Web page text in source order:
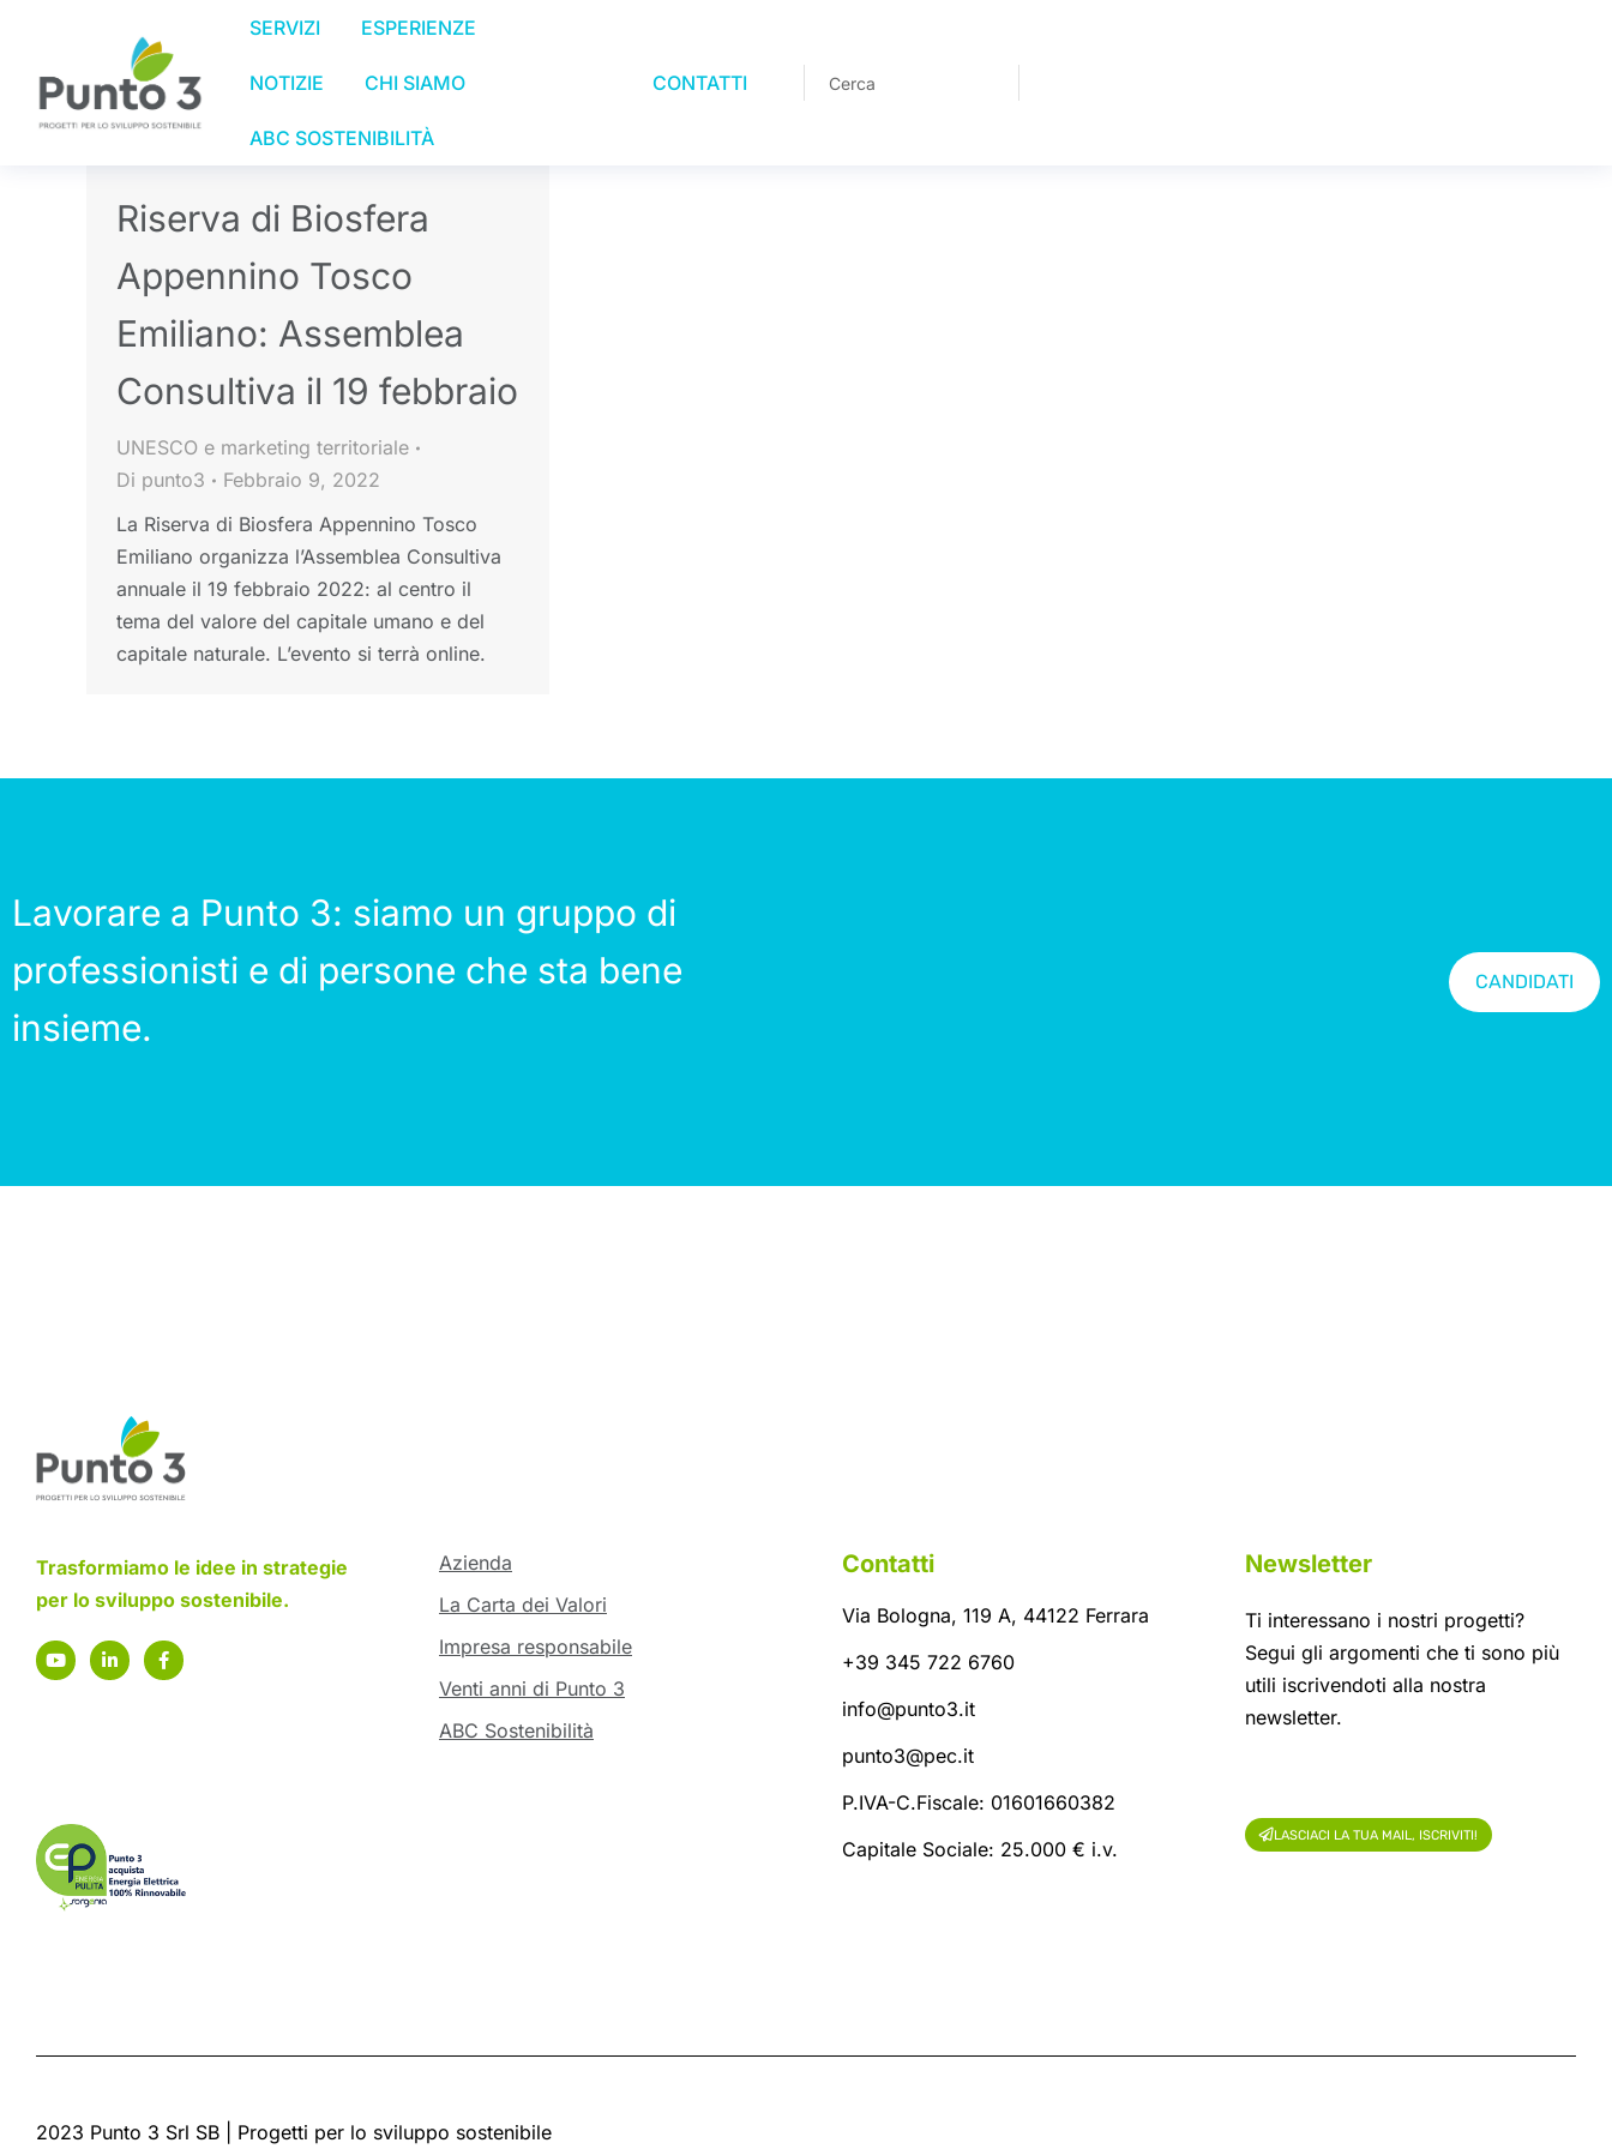
SERVIZI ESPERIENZE
NOTIZIE CHI SIAMO
ABC SOSTENIBILITÀ
CONTATTI
Riserva di Biosfera
Appennino Tosco
Emiliano: Assemblea
Consultiva il 19 febbraio
UNESCO e marketing territoriale
Di punto3
Febbraio 9, 2022
La Riserva di Biosfera Appennino Tosco
Emiliano organizza l’Assemblea Consultiva
annuale il 19 febbraio 2022: al centro il
tema del valore del capitale umano e del
capitale naturale. L’evento si terrà online.
Lavorare a Punto 3: siamo un gruppo di
professionisti e di persone che sta bene
insieme.
CANDIDATI
Trasformiamo le idee in strategie
per lo sviluppo sostenibile.
Azienda
La Carta dei Valori
Impresa responsabile
Venti anni di Punto 3
ABC Sostenibilità
Contatti
Via Bologna, 119 A, 44122 Ferrara
+39 345 722 6760
info@punto3.it
punto3@pec.it
P.IVA-C.Fiscale: 01601660382
Capitale Sociale: 25.000 € i.v.
Newsletter
Ti interessano i nostri progetti?
Segui gli argomenti che ti sono più
utili iscrivendoti alla nostra
newsletter.
LASCIACI LA TUA MAIL, ISCRIVITI!
2023 Punto 3 Srl SB | Progetti per lo sviluppo sostenibile